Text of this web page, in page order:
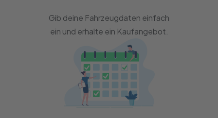
Gib deine Fahrzeugdaten einfach
ein und erhalte ein Kaufangebot.